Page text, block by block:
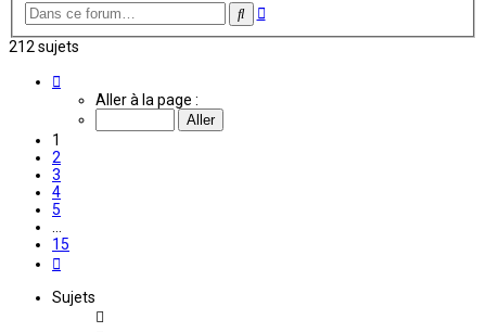
Rechercher
Recherche
212 sujets
Aller à la page :
1
2
3
4
5
15
Sujets